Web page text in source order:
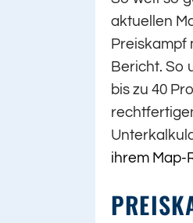
aktuellen
Preiskampf
Bericht. So
bis zu 40
ihrem Map-